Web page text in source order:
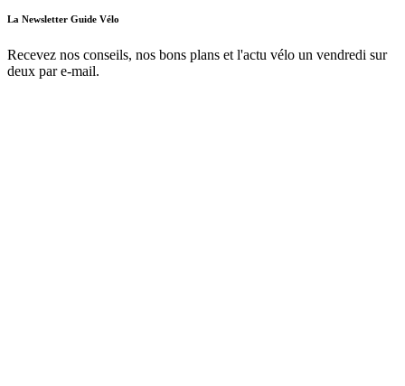
La Newsletter Guide Vélo
Recevez nos conseils, nos bons plans et l'actu vélo un vendredi sur
deux par e-mail.